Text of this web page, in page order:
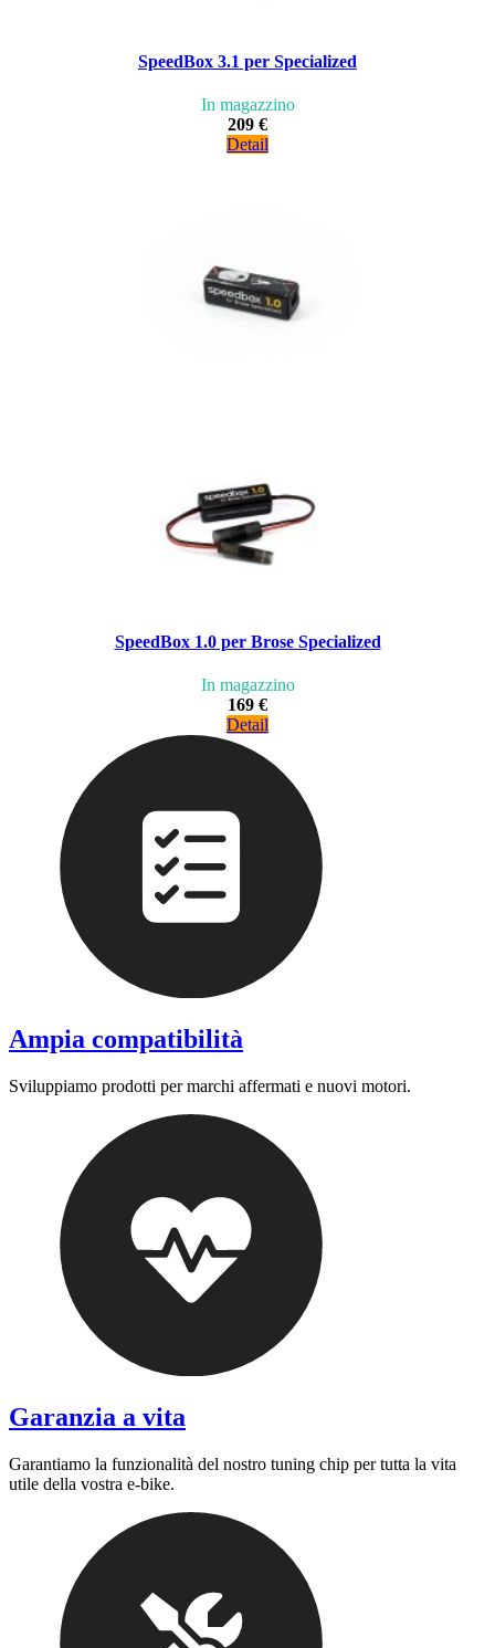
SpeedBox 3.1 per Specialized
In magazzino
209 €
Detail
SpeedBox 1.0 per Brose Specialized
In magazzino
169 €
Detail
Ampia compatibilità
Sviluppiamo prodotti per marchi affermati e nuovi motori.
Garanzia a vita
Garantiamo la funzionalità del nostro tuning chip per tutta la vita
utile della vostra e-bike.